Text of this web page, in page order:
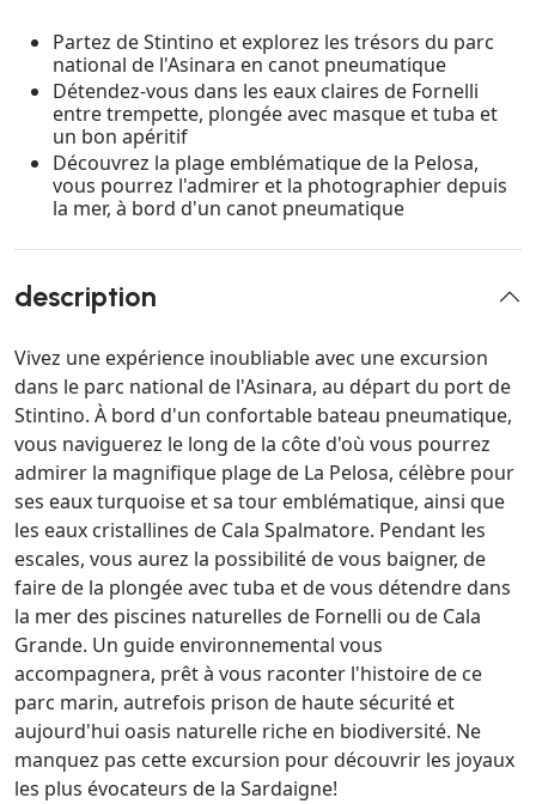
Partez de Stintino et explorez les trésors du parc
national de l'Asinara en canot pneumatique
Détendez-vous dans les eaux claires de Fornelli
entre trempette, plongée avec masque et tuba et
un bon apéritif
Découvrez la plage emblématique de la Pelosa,
vous pourrez l'admirer et la photographier depuis
la mer, à bord d'un canot pneumatique
description
Vivez une expérience inoubliable avec une excursion
dans le parc national de l'Asinara, au départ du port de
Stintino. À bord d'un confortable bateau pneumatique,
vous naviguerez le long de la côte d'où vous pourrez
admirer la magnifique plage de La Pelosa, célèbre pour
ses eaux turquoise et sa tour emblématique, ainsi que
les eaux cristallines de Cala Spalmatore. Pendant les
escales, vous aurez la possibilité de vous baigner, de
faire de la plongée avec tuba et de vous détendre dans
la mer des piscines naturelles de Fornelli ou de Cala
Grande. Un guide environnemental vous
accompagnera, prêt à vous raconter l'histoire de ce
parc marin, autrefois prison de haute sécurité et
aujourd'hui oasis naturelle riche en biodiversité. Ne
manquez pas cette excursion pour découvrir les joyaux
les plus évocateurs de la Sardaigne!